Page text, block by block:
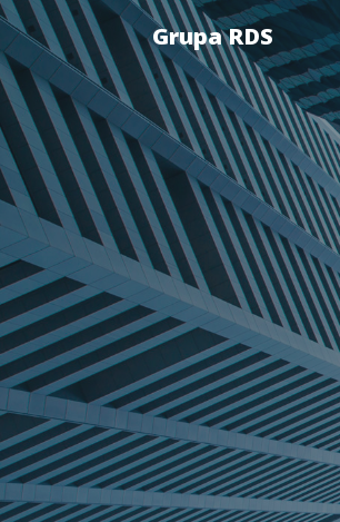
Grupa RDS